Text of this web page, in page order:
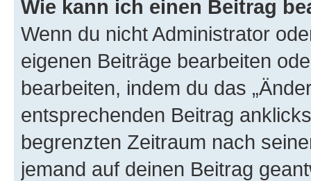
Wie kann ich einen Beitrag
Wenn du nicht Administrator
eigenen Beiträge bearbeiten
bearbeiten, indem du das
entsprechenden Beitrag
begrenzten Zeitraum nach
jemand auf deinen Beitrag